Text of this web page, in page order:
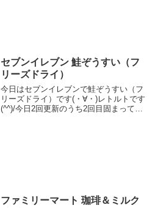
セブンイレブン 鮭ぞうすい（フ
リーズドライ）
今日はセブンイレブンで鮭ぞうすい（フ
リーズドライ）です(・∀・)レトルトです
(^^)/今日2回更新のうち2回目固まってい
ファミリーマート 珈琲＆ミルク